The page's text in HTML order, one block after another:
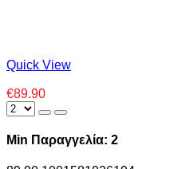
Quick View
€89.90
Min Παραγγελία: 2